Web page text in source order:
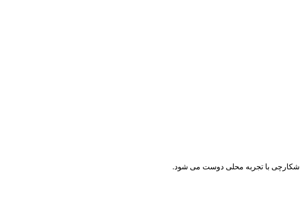
شکارچی با تجربه محلی دوست می شود.